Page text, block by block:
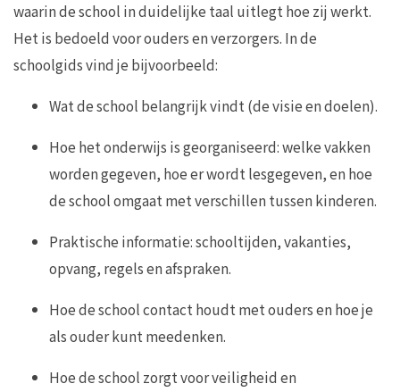
waarin de school in duidelijke taal uitlegt hoe zij werkt.
Het is bedoeld voor ouders en verzorgers. In de
schoolgids vind je bijvoorbeeld:
Wat de school belangrijk vindt (de visie en doelen).
Hoe het onderwijs is georganiseerd: welke vakken
worden gegeven, hoe er wordt lesgegeven, en hoe
de school omgaat met verschillen tussen kinderen.
Praktische informatie: schooltijden, vakanties,
opvang, regels en afspraken.
Hoe de school contact houdt met ouders en hoe je
als ouder kunt meedenken.
Hoe de school zorgt voor veiligheid en